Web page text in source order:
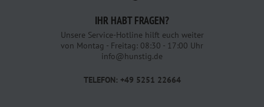
IHR HABT FRAGEN?
Unsere Service-Hotline hilft euch weiter
von Montag - Freitag: 08:30 - 17:00 Uhr
info@hunstig.de
TELEFON: +49 5251 22664